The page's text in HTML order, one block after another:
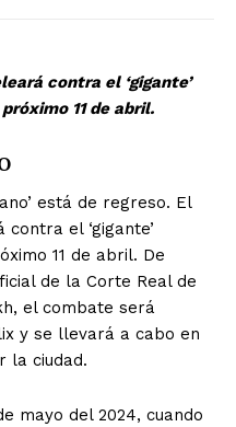
contra el ‘gigante’
11 de abril.
está de regreso. El
el ‘gigante’
11 de abril. De
de la Corte Real de
el combate será
y se llevará a cabo en
la ciudad.
mayo del 2024, cuando